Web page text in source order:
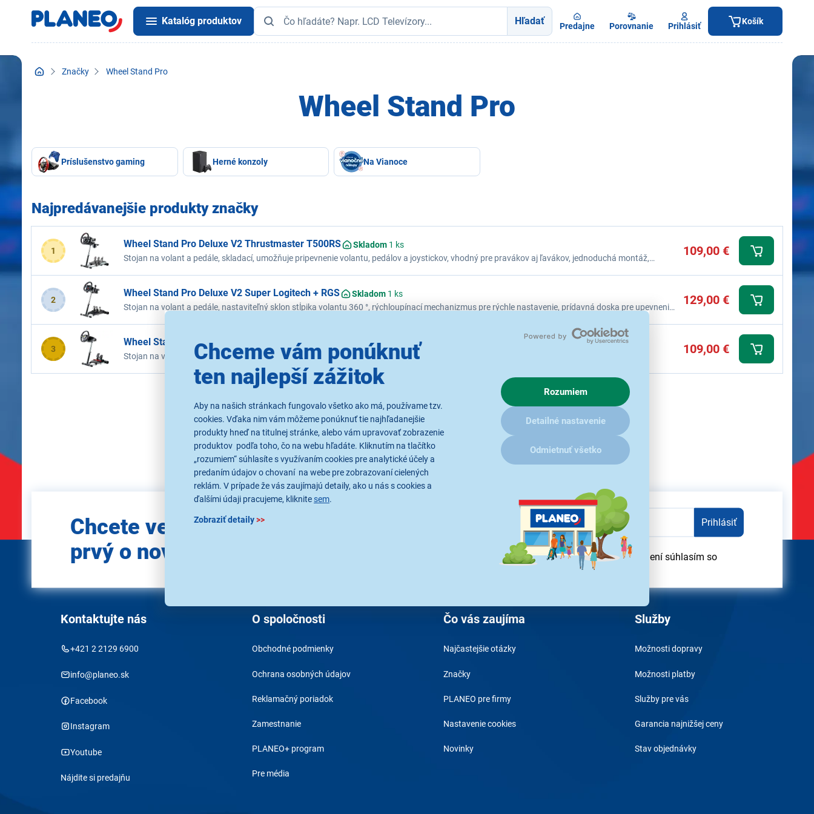
Chceme vám ponúknuť
ten najlepší zážitok
Aby na našich stránkach fungovalo všetko ako má, používame tzv.
cookies. Vďaka nim vám môžeme ponúknuť tie najhľadanejšie
produkty hneď na titulnej stránke, alebo vám upravovať zobrazenie
produktov podľa toho, čo na webu hľadáte. Kliknutím na tlačítko
„rozumiem“ súhlasíte s využívaním cookies pre analytické účely a
predaním údajov o chovaní na webe pre zobrazovaní cielených
reklám. V prípade že vás zaujímajú detaily, ako u nás s cookies a
ďalšími údaji pracujeme, kliknite sem.
Zobraziť detaily>>
Rozumiem
Detailné nastavenie
Odmietnuť všetko
Katalóg produktov Hľadať Predajne Porovnanie Prihlásiť Košík
Značky Wheel Stand Pro
Wheel Stand Pro
Príslušenstvo gaming Herné konzoly Na Vianoce
Najpredávanejšie produkty značky
1
Wheel Stand Pro Deluxe V2 Thrustmaster T500RS Skladom 1 ks
Stojan na volant a pedále, skladací, umožňuje pripevnenie volantu, pedálov a joystickov, vhodný pre pravákov aj ľavákov, jednoduchá montáž,
109,00 €
2
Wheel Stand Pro Deluxe V2 Super Logitech + RGS Skladom 1 ks
Stojan na volant a pedále, nastaviteľný sklon stĺpika volantu 360 °, rýchloupínací mechanizmus pre rýchle nastavenie, prídavná doska pre upevnenie
radenia na ľavej alebo pravej strane
129,00 €
3
Wheel Stand Pro V2 Thrustmaster F458 Black
1 ks
Stojan na volant a pedále, plne nastaviteľný sklon držiaka volantu, prispôsobiteľný pre všetky druhy kresiel a pohoviek, protišmykové gumy,
jednoduché prispôsobenie iným volantom
109,00 €
Zobraziť ďalšie najpredávanejšie produkty značky...
e-mail
Chcete vedieť ako
prvý o novinkách?
Prihlásiť
Prihlásením na odber obchodných oznámení súhlasím so
spracovaním osobných údajov
Kontaktujte nás
+421 2 2129 6900
info@planeo.sk
Facebook
Instagram
Youtube
Nájdite si predajňu
O spoločnosti
Obchodné podmienky
Ochrana osobných údajov
Reklamačný poriadok
Zamestnanie
PLANEO+ program
Pre média
Čo vás zaujíma
Najčastejšie otázky
Značky
PLANEO pre firmy
Nastavenie cookies
Novinky
Služby
Možnosti dopravy
Možnosti platby
Služby pre vás
Garancia najnižšej ceny
Stav objednávky